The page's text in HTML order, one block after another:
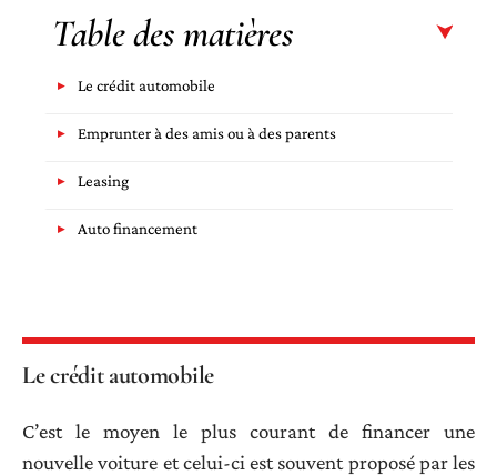
Table des matières
Le crédit automobile
Emprunter à des amis ou à des parents
Leasing
Auto financement
Le crédit automobile
C’est le moyen le plus courant de financer une
nouvelle voiture et celui-ci est souvent proposé par les